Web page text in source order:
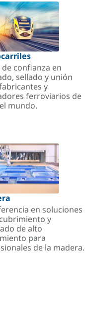
de confianza en
sellado y unión
y
ferroviarios de
mundo.
en soluciones
y
de alto
para
de la madera.